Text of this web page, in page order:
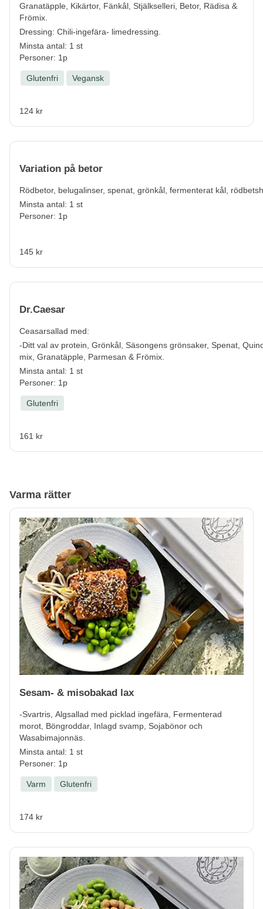
Granatäpple, Kikärtor, Fänkål, Stjälkselleri, Betor, Rädisa &
Frömix.
Dressing: Chili-ingefära- limedressing.
Minsta antal: 1 st
Personer: 1p
Glutenfri Vegansk
124 kr
Variation på betor
Rödbetor, belugalinser, spenat, grönkål, fermenterat kål,
Minsta antal: 1 st
Personer: 1p
145 kr
Dr.Caesar
Ceasarsallad med:
-Ditt val av protein, Grönkål, Säsongens grönsaker, Spenat,
mix, Granatäpple, Parmesan & Frömix.
Minsta antal: 1 st
Personer: 1p
Glutenfri
161 kr
Varma rätter
Sesam- & misobakad lax
-Svartris, Algsallad med picklad ingefära, Fermenterad
morot, Böngroddar, Inlagd svamp, Sojabönor och
Wasabimajonnäs.
Minsta antal: 1 st
Personer: 1p
Varm Glutenfri
174 kr